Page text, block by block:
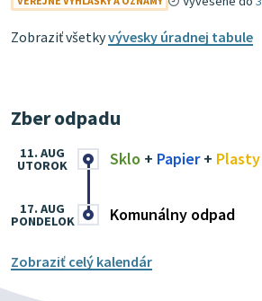
Zobraziť všetkyvývesky úradnej tabule
Zber odpadu
Sklo + Papier+
11. AUG
UTOROK
Komunálny odpad
17. AUG
PONDELOK
Zobraziť celý kalendár